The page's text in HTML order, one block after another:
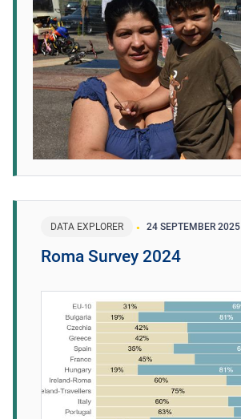
DATA EXPLORER 24 SEPTEMBER 2025
Roma Survey 2024